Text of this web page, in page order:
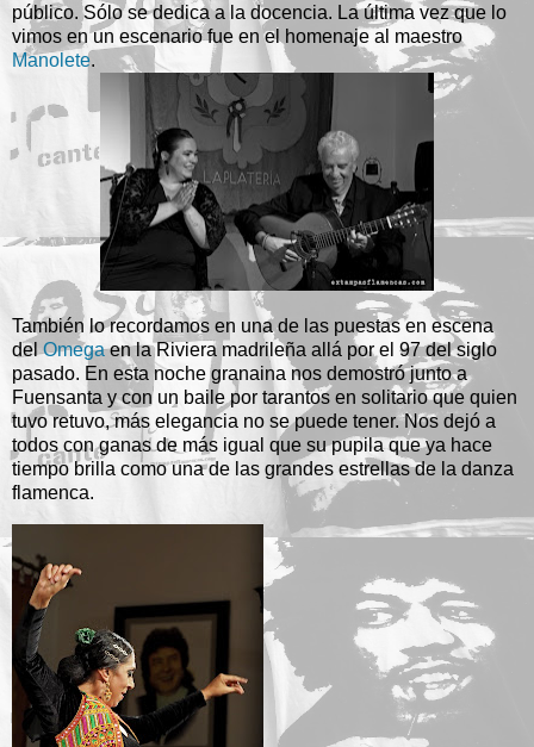
público. Sólo se dedica a la docencia. La última vez que lo
vimos en un escenario fue en el homenaje al maestro
Manolete.
También lo recordamos en una de las puestas en escena
delOmegaen la Riviera madrileña allá por el 97 del siglo
pasado. En esta noche granaina nos demostró junto a
Fuensanta y con un baile por tarantos en solitario que quien
tuvo retuvo, más elegancia no se puede tener. Nos dejó a
todos con ganas de más igual que su pupila que ya hace
tiempo brilla como una de las grandes estrellas de la danza
flamenca.